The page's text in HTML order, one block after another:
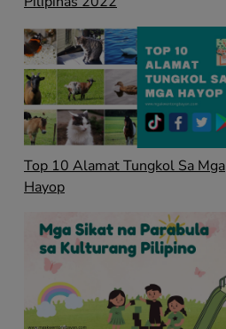
Top 10 Alamat Tungkol Sa Mga
Hayop